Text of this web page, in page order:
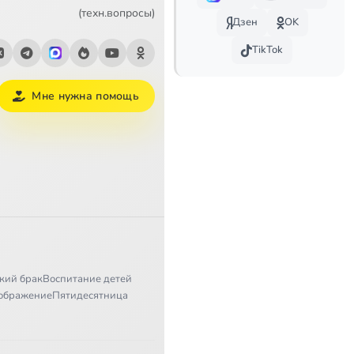
17:00
23:49
14:02
23:55
(техн.вопросы)
Мне нужна помощь
бракВоспитание детей
Пятидесятница
Дзен
OK
TikTok